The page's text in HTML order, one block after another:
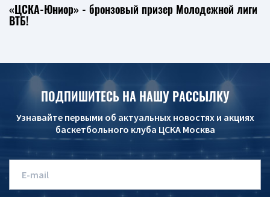
«ЦСКА-Юниор» - бронзовый призер Молодежной лиги
ВТБ!
ПОДПИШИТЕСЬ НА НАШУ РАССЫЛКУ
Узнавайте первыми об актуальных новостях и акциях
баскетбольного клуба ЦСКА Москва